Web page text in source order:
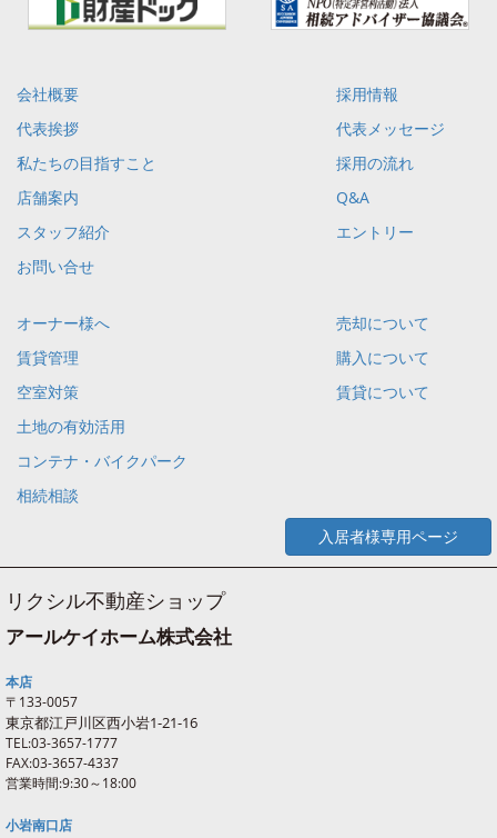
会社概要
代表挨拶
私たちの目指すこと
店舗案内
スタッフ紹介
お問い合せ
採用情報
代表メッセージ
採用の流れ
Q&A
エントリー
オーナー様へ
賃貸管理
空室対策
土地の有効活用
コンテナ・バイクパーク
相続相談
売却について
購入について
賃貸について
入居者様専用ページ
リクシル不動産ショップ
アールケイホーム株式会社
本店
〒133-0057
東京都江戸川区西小岩1-21-16
TEL:03-3657-1777
FAX:03-3657-4337
営業時間:9:30～18:00
小岩南口店